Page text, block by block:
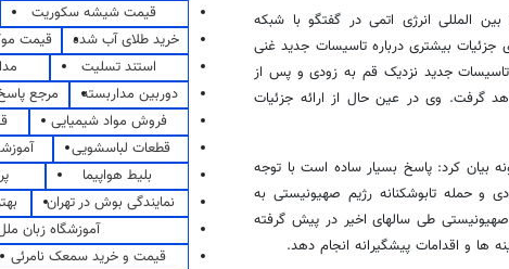
المللی انرژی اتمی در گفتگو با شبکه
جزئیات بیشتری درباره تاسیسات جدید غنی
تاسیسات جدید نزدیک قم به زودی و پس از
گرفت. وی در عین حال از ارائه جزئیات
بیان کرد: پاسخ بسیار ساده است با توجه
برخی رژیمهای معاند در منطقه طی سالهای دهه 1980 میلادی و حمله تابوشکنانه رژیم صهیونیستی به
طی سالهای اخیر در پیش گرفته
ها و اقدامات پیشگیرانه انجام دهد.
قیمت شیشه سکوریت
خرید طلای آب شده
قیمت
استند تسلیت
دوربین مداربسته
مرجع
فروش مواد شیمیایی
قطعات لباسشویی
بلیط هواپیما
نمایندگی بوش در تهران
آموزشگاه زبان
قیمت و خرید سمعک نامرئی